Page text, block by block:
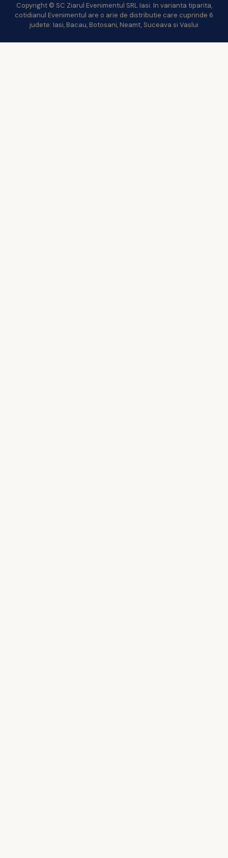
Copyright © SC Ziarul Evenimentul SRL Iasi. In varianta tiparita,
cotidianul Evenimentul are o arie de distributie care cuprinde 6
judete: Iasi, Bacau, Botosani, Neamt, Suceava si Vaslui